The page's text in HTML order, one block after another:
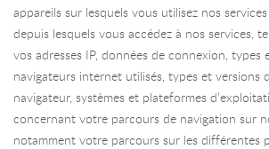
appareils sur lesquels vous utilisez nos
depuis lesquels vous accédez à nos services,
vos adresses IP, données de connexion, types
navigateurs internet utilisés, types et versions
navigateur, systèmes et plateformes
concernant votre parcours de navigation sur
notamment votre parcours sur les différentes